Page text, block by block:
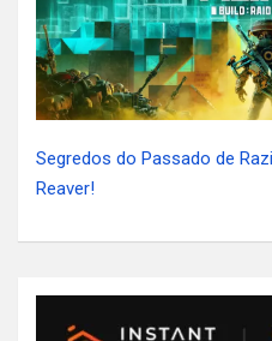
Segredos do Passado de
Reaver!